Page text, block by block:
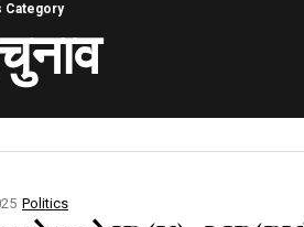
Category
Politics